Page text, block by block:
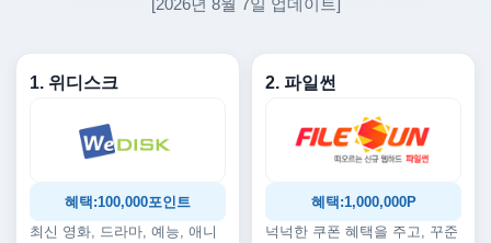
[2026년 8월 7일 업데이트]
1. 위디스크
혜택:100,000포인트
최신 영화, 드라마, 예능, 애니
2. 파일썬
혜택:1,000,000P
넉넉한 쿠폰 혜택을 주고, 꾸준